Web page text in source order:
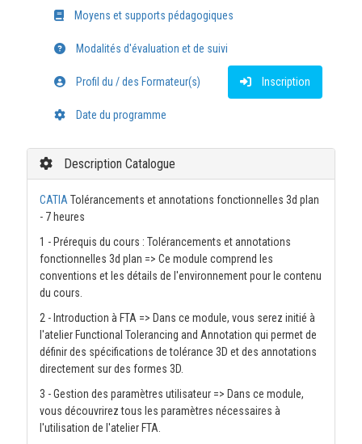
Moyens et supports pédagogiques
Modalités d'évaluation et de suivi
Profil du / des Formateur(s) Inscription
Date du programme
Description Catalogue
CATIA Tolérancements et annotations fonctionnelles 3d plan
- 7 heures
1 - Prérequis du cours : Tolérancements et annotations
fonctionnelles 3d plan => Ce module comprend les
conventions et les détails de l'environnement pour le contenu
du cours.
2 - Introduction à FTA => Dans ce module, vous serez initié à
l'atelier Functional Tolerancing and Annotation qui permet de
définir des spécifications de tolérance 3D et des annotations
directement sur des formes 3D.
3 - Gestion des paramètres utilisateur => Dans ce module,
vous découvrirez tous les paramètres nécessaires à
l'utilisation de l'atelier FTA.